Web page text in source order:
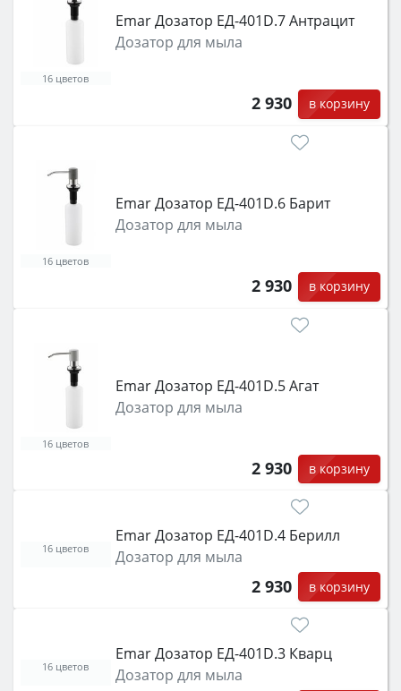
Emar Дозатор ЕД-401D.7 Антрацит
Дозатор для мыла
2 930 в корзину
16 цветов
Emar Дозатор ЕД-401D.6 Барит
Дозатор для мыла
2 930 в корзину
16 цветов
Emar Дозатор ЕД-401D.5 Агат
Дозатор для мыла
2 930 в корзину
16 цветов
Emar Дозатор ЕД-401D.4 Берилл
Дозатор для мыла
2 930 в корзину
16 цветов
Emar Дозатор ЕД-401D.3 Кварц
Дозатор для мыла
16 цветов